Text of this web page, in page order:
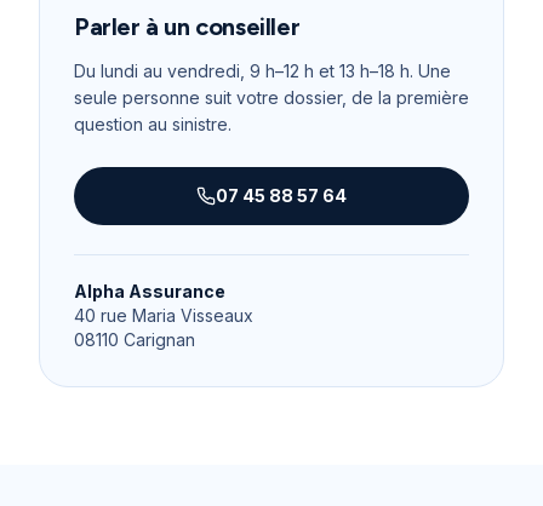
Parler à un conseiller
Du lundi au vendredi, 9 h–12 h et 13 h–18 h. Une
seule personne suit votre dossier, de la première
question au sinistre.
07 45 88 57 64
Alpha Assurance
40 rue Maria Visseaux
08110 Carignan